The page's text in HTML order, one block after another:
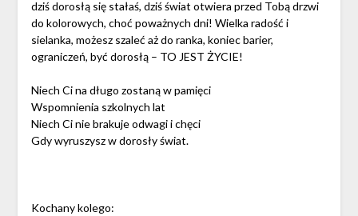
dziś dorosłą się stałaś, dziś świat otwiera przed Tobą drzwi
do kolorowych, choć poważnych dni! Wielka radość i
sielanka, możesz szaleć aż do ranka, koniec barier,
ograniczeń, być dorosłą – TO JEST ŻYCIE!
Niech Ci na długo zostaną w pamięci
Wspomnienia szkolnych lat
Niech Ci nie brakuje odwagi i chęci
Gdy wyruszysz w dorosły świat.
Kochany kolego: